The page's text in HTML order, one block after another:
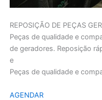
REPOSIÇÃO DE PEÇAS
Peças de qualidade e
de geradores. Reposição
e
Peças de qualidade e
AGENDAR